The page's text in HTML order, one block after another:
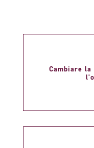
Cambiare